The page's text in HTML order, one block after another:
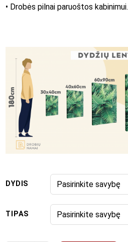
• Drobės pilnai paruoštos kabinimui.
DYDIS
TIPAS